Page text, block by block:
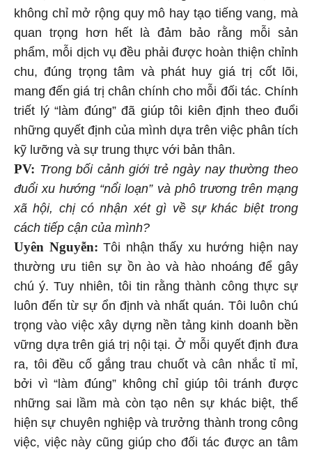
không chỉ mở rộng quy mô hay tạo tiếng vang, mà
quan trọng hơn hết là đảm bảo rằng mỗi sản
phẩm, mỗi dịch vụ đều phải được hoàn thiện chỉnh
chu, đúng trọng tâm và phát huy giá trị cốt lõi,
mang đến giá trị chân chính cho mỗi đối tác. Chính
triết lý “làm đúng” đã giúp tôi kiên định theo đuổi
những quyết định của mình dựa trên việc phân tích
kỹ lưỡng và sự trung thực với bản thân.
PV: Trong bối cảnh giới trẻ ngày nay thường theo
đuổi xu hướng “nổi loạn” và phô trương trên mạng
xã hội, chị có nhận xét gì về sự khác biệt trong
cách tiếp cận của mình?
Uyên Nguyễn: Tôi nhận thấy xu hướng hiện nay
thường ưu tiên sự ồn ào và hào nhoáng để gây
chú ý. Tuy nhiên, tôi tin rằng thành công thực sự
luôn đến từ sự ổn định và nhất quán. Tôi luôn chú
trọng vào việc xây dựng nền tảng kinh doanh bền
vững dựa trên giá trị nội tại. Ở mỗi quyết định đưa
ra, tôi đều cố gắng trau chuốt và cân nhắc tỉ mỉ,
bởi vì “làm đúng” không chỉ giúp tôi tránh được
những sai lầm mà còn tạo nên sự khác biệt, thể
hiện sự chuyên nghiệp và trưởng thành trong công
việc, việc này cũng giúp cho đối tác được an tâm